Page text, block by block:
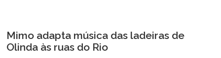
Mimo adapta música das ladeiras de
Olinda às ruas do Rio